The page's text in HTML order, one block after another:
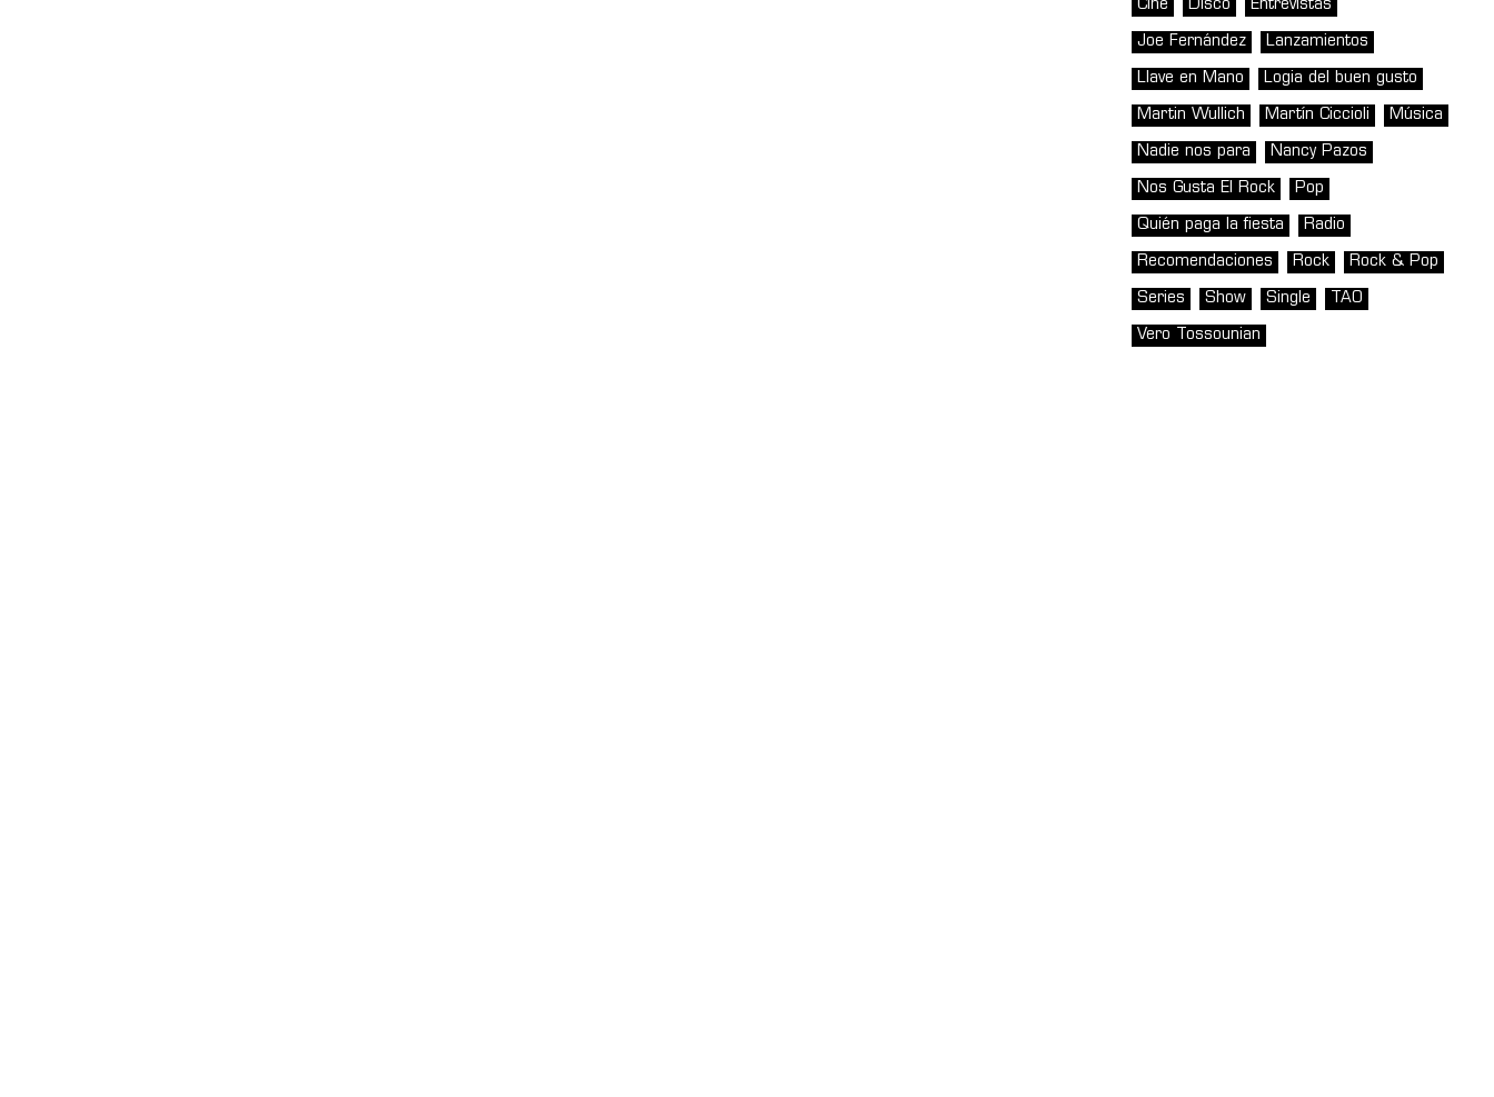
Cine Disco Entrevistas
Joe Fernández Lanzamientos
Llave en Mano Logia del buen gusto
Martin Wullich Martín Ciccioli Música
Nadie nos para Nancy Pazos
Nos Gusta El Rock Pop
Quién paga la fiesta Radio
Recomendaciones Rock Rock & Pop
Series Show Single TAO
Vero Tossounian